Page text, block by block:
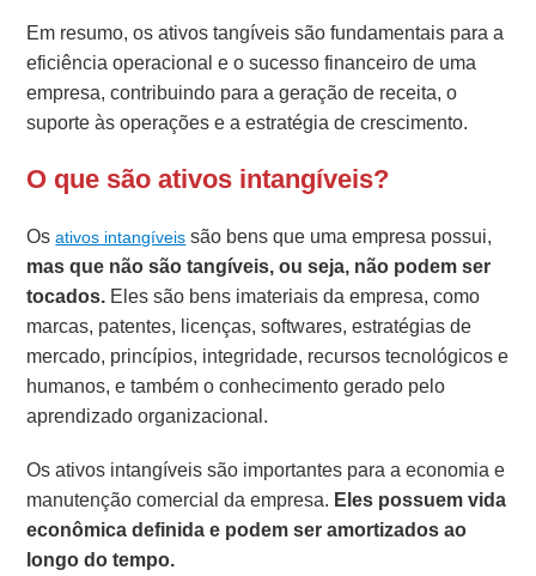
Em resumo, os ativos tangíveis são fundamentais para a
eficiência operacional e o sucesso financeiro de uma
empresa, contribuindo para a geração de receita, o
suporte às operações e a estratégia de crescimento.
O que são ativos intangíveis?
Osativos intangíveis são bens que uma empresa possui,
mas que não são tangíveis, ou seja, não podem ser
tocados. Eles são bens imateriais da empresa, como
marcas, patentes, licenças, softwares, estratégias de
mercado, princípios, integridade, recursos tecnológicos e
humanos, e também o conhecimento gerado pelo
aprendizado organizacional.
Os ativos intangíveis são importantes para a economia e
manutenção comercial da empresa. Eles possuem vida
econômica definida e podem ser amortizados ao
longo do tempo.